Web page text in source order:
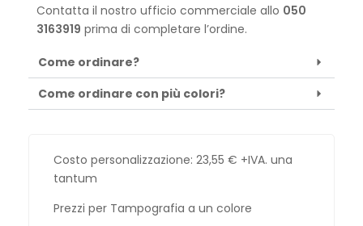
Contatta il nostro ufficio commerciale allo 050
3163919 prima di completare l’ordine.
Come ordinare?
Come ordinare con più colori?
Costo personalizzazione: 23,55 € +IVA. una
tantum
Prezzi per Tampografia a un colore